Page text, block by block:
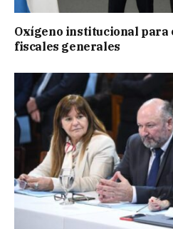
Oxígeno institucional para
fiscales generales